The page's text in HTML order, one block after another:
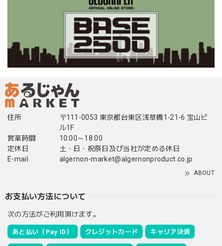
住所
〒111-0053 東京都台東区浅草橋1-21-6 宝山ビ
ル1F
営業時間
10:00～18:00
定休日
土・日・祝祭日及び当社が定める休日
E-mail
algernon-market@algernonproduct.co.jp
ABOUT
お支払い方法について
次の方法がご利用頂けます。
あと払い（Pay ID） クレジットカード キャリア決済